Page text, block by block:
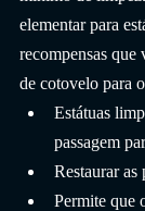
elementar para
recompensas que
de cotovelo para
Estátuas
passagem
Restaurar as
Permite que